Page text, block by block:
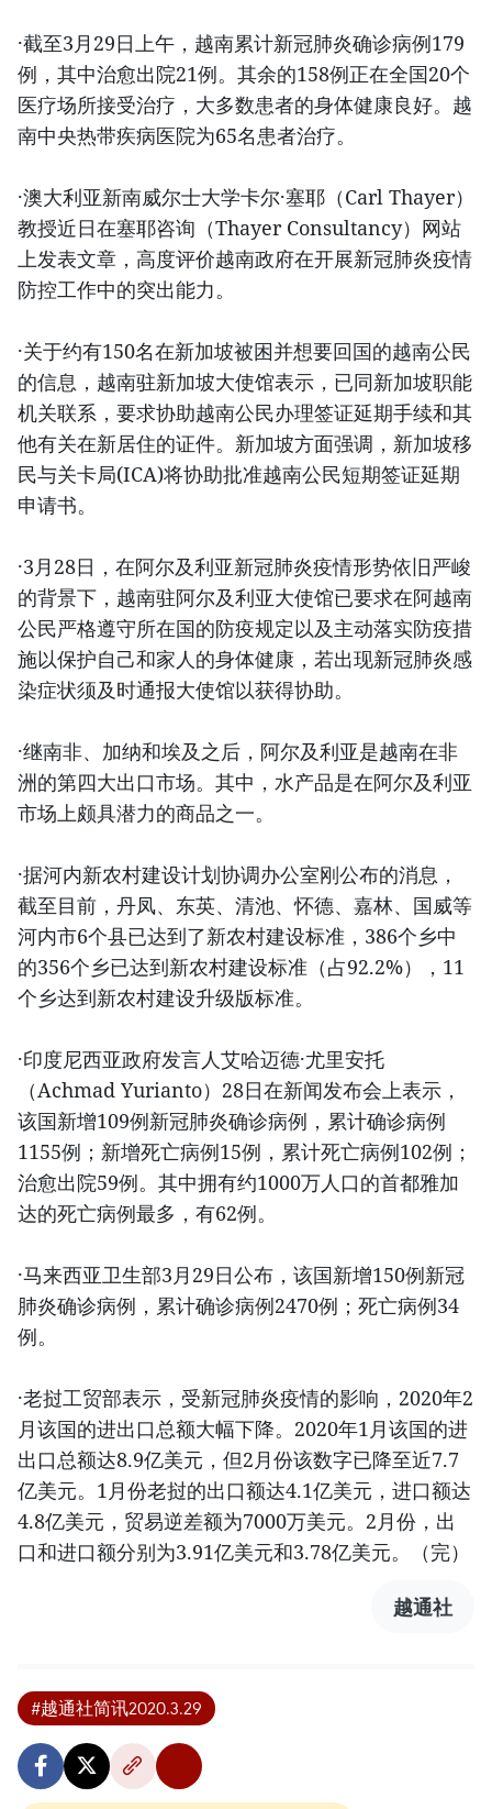
·截至3月29日上午，越南累计新冠肺炎确诊病例179
例，其中治愈出院21例。其余的158例正在全国20个
医疗场所接受治疗，大多数患者的身体健康良好。越
南中央热带疾病医院为65名患者治疗。
·澳大利亚新南威尔士大学卡尔·塞耶（Carl Thayer）
教授近日在塞耶咨询（Thayer Consultancy）网站
上发表文章，高度评价越南政府在开展新冠肺炎疫情
防控工作中的突出能力。
·关于约有150名在新加坡被困并想要回国的越南公民
的信息，越南驻新加坡大使馆表示，已同新加坡职能
机关联系，要求协助越南公民办理签证延期手续和其
他有关在新居住的证件。新加坡方面强调，新加坡移
民与关卡局(ICA)将协助批准越南公民短期签证延期
申请书。
·3月28日，在阿尔及利亚新冠肺炎疫情形势依旧严峻
的背景下，越南驻阿尔及利亚大使馆已要求在阿越南
公民严格遵守所在国的防疫规定以及主动落实防疫措
施以保护自己和家人的身体健康，若出现新冠肺炎感
染症状须及时通报大使馆以获得协助。
·继南非、加纳和埃及之后，阿尔及利亚是越南在非
洲的第四大出口市场。其中，水产品是在阿尔及利亚
市场上颇具潜力的商品之一。
·据河内新农村建设计划协调办公室刚公布的消息，
截至目前，丹凤、东英、清池、怀德、嘉林、国威等
河内市6个县已达到了新农村建设标准，386个乡中
的356个乡已达到新农村建设标准（占92.2%），11
个乡达到新农村建设升级版标准。
·印度尼西亚政府发言人艾哈迈德·尤里安托
（Achmad Yurianto）28日在新闻发布会上表示，
该国新增109例新冠肺炎确诊病例，累计确诊病例
1155例；新增死亡病例15例，累计死亡病例102例；
治愈出院59例。其中拥有约1000万人口的首都雅加
达的死亡病例最多，有62例。
·马来西亚卫生部3月29日公布，该国新增150例新冠
肺炎确诊病例，累计确诊病例2470例；死亡病例34
例。
·老挝工贸部表示，受新冠肺炎疫情的影响，2020年2
月该国的进出口总额大幅下降。2020年1月该国的进
出口总额达8.9亿美元，但2月份该数字已降至近7.7
亿美元。1月份老挝的出口额达4.1亿美元，进口额达
4.8亿美元，贸易逆差额为7000万美元。2月份，出
口和进口额分别为3.91亿美元和3.78亿美元。（完）
越通社
#越通社简讯2020.3.29